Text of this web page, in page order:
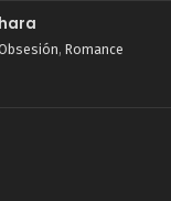
, Romance